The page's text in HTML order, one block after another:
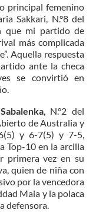
principal femenino
Sakkari, N.°8 del
que mi partido de
más complicada
Aquella respuesta
ante la checa
se convirtió en
, N.°2 del
de Australia y
y 6-7(5) y 7-5,
Top-10 en la arcilla
primera vez en su
quien de niña con
por la vencedora
Maia y la polaca
defensora.